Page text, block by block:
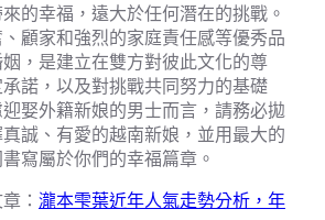
的幸福，遠大於任何潛在的挑戰。
顧家和強烈的家庭責任感等優秀品
，是建立在雙方對彼此文化的尊
諾，以及對挑戰共同努力的基礎
迎娶外籍新娘的男士而言，請務必拋
誠、有愛的越南新娘，並用最大的
寫屬於你們的幸福篇章。
： 瀧本雫葉近年人氣走勢分析，年